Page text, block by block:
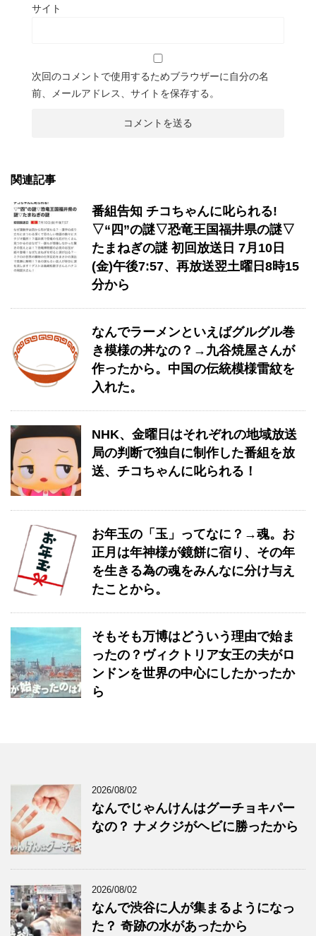
サイト
次回のコメントで使用するためブラウザーに自分の名
前、メールアドレス、サイトを保存する。
関連記事
番組告知 チコちゃんに叱られる!
▽“四”の謎▽恐竜王国福井県の謎▽
たまねぎの謎 初回放送日 7月10日
(金)午後7:57、再放送翌土曜日8時15
分から
なんでラーメンといえばグルグル巻
き模様の丼なの？→九谷焼屋さんが
作ったから。中国の伝統模様雷紋を
入れた。
NHK、金曜日はそれぞれの地域放送
局の判断で独自に制作した番組を放
送、チコちゃんに叱られる！
お年玉の「玉」ってなに？→魂。お
正月は年神様が鏡餅に宿り、その年
を生きる為の魂をみんなに分け与え
たことから。
そもそも万博はどういう理由で始ま
ったの？ヴィクトリア女王の夫がロ
ンドンを世界の中心にしたかったか
ら
2026/08/02
なんでじゃんけんはグーチョキパー
なの？ ナメクジがヘビに勝ったから
2026/08/02
なんで渋谷に人が集まるようになっ
た？ 奇跡の水があったから